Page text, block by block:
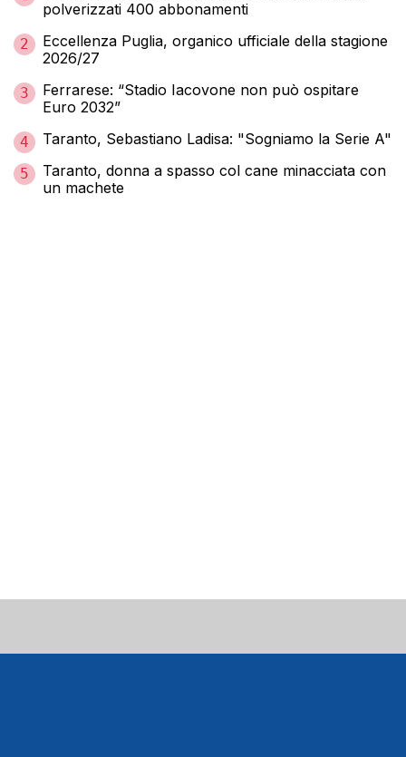
polverizzati 400 abbonamenti
2
Eccellenza Puglia, organico ufficiale della stagione
2026/27
3
Ferrarese: “Stadio Iacovone non può ospitare
Euro 2032”
4 Taranto, Sebastiano Ladisa: "Sogniamo la Serie A"
5
Taranto, donna a spasso col cane minacciata con
un machete